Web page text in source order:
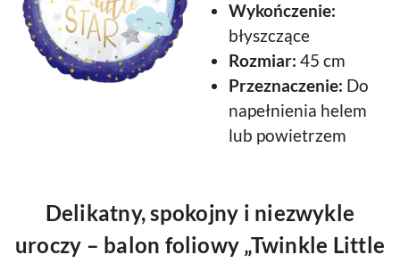
Wykończenie:
błyszczące
Rozmiar: 45 cm
Przeznaczenie: Do
napełnienia helem
lub powietrzem
Delikatny, spokojny i niezwykle
uroczy – balon foliowy „Twinkle Little